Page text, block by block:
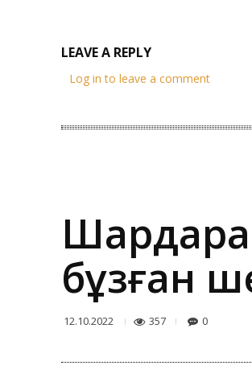
LEAVE A REPLY
Log in to leave a comment